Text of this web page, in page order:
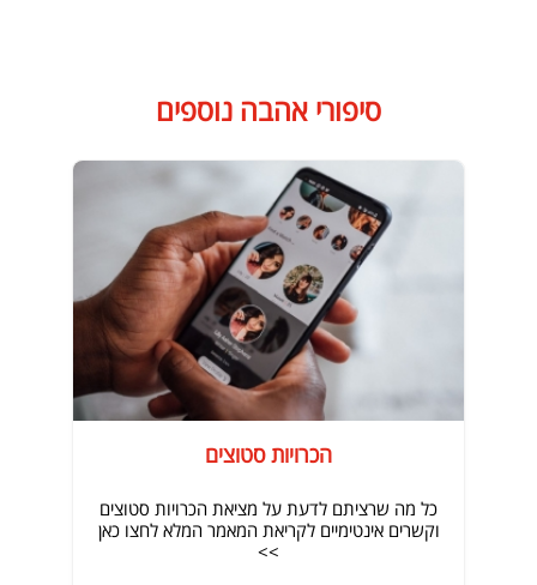
סיפורי אהבה נוספים
הכרויות סטוצים
כל מה שרציתם לדעת על מציאת הכרויות סטוצים
וקשרים אינטימיים לקריאת המאמר המלא לחצו כאן
>>